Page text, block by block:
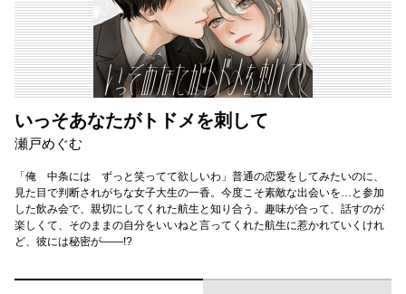
いっそあなたがトドメを刺して
瀬戸めぐむ
「俺 中条には ずっと笑ってて欲しいわ」普通の恋愛をしてみたいのに、
見た目で判断されがちな女子大生の一香。今度こそ素敵な出会いを…と参加
した飲み会で、親切にしてくれた航生と知り合う。趣味が合って、話すのが
楽しくて、そのままの自分をいいねと言ってくれた航生に惹かれていくけれ
ど、彼には秘密が――!?